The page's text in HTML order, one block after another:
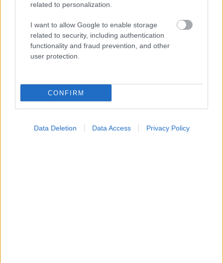
related to personalization.
I want to allow Google to enable storage
related to security, including authentication
functionality and fraud prevention, and other
user protection.
CONFIRM
Data Deletion Data Access Privacy Policy
Loading...
Προσθήκη Σχολίου